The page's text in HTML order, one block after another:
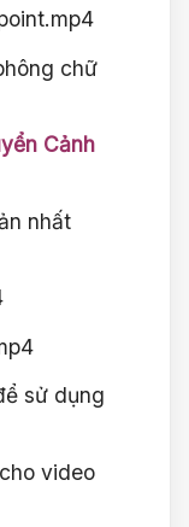
chữ
Cảnh
nhất
sử dụng
video